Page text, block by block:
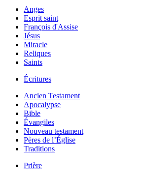
Anges
Esprit saint
François d'Assise
Jésus
Miracle
Reliques
Saints
Écritures
Ancien Testament
Apocalypse
Bible
Évangiles
Nouveau testament
Pères de l’Église
Traditions
Prière